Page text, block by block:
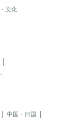
文化
中国・四国